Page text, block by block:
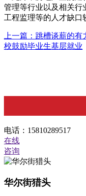
管理等行业以及相关行
工程监理等的人才缺口
上一篇：跳槽谈薪的
校鼓励毕业生基层就业
电话：15810289517
在线
咨询
华尔街猎头